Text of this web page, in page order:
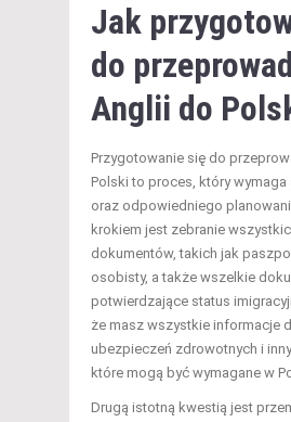
Jak
do
Anglii do
Przygotowanie się do
Polski to proces, który wymaga
oraz odpowiedniego
krokiem jest zebranie
dokumentów, takich jak
osobisty, a także wszelkie
potwierdzające status
że masz wszystkie informacje
ubezpieczeń zdrowotnych i
które mogą być wymagane w
Drugą istotną kwestią jest